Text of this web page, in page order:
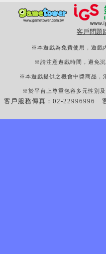
客戶問題
※本遊戲為免費使用，遊戲
※請注意遊戲時間，避免
※本遊戲提供之機會中獎商品，
※於平台上尊重包容多元性別
客戶服務傳真：02-22996996